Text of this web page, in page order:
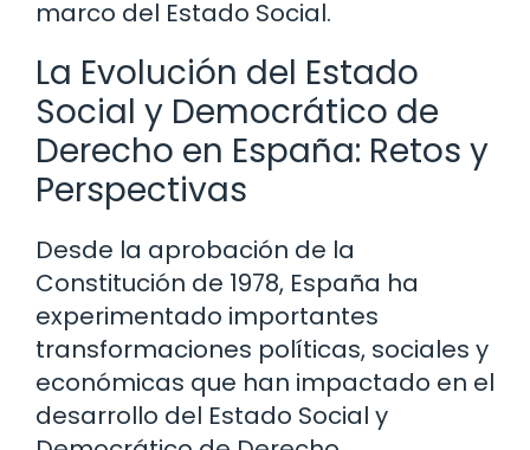
marco del Estado Social.
La Evolución del Estado
Social y Democrático de
Derecho en España: Retos y
Perspectivas
Desde la aprobación de la
Constitución de 1978, España ha
experimentado importantes
transformaciones políticas, sociales y
económicas que han impactado en el
desarrollo del Estado Social y